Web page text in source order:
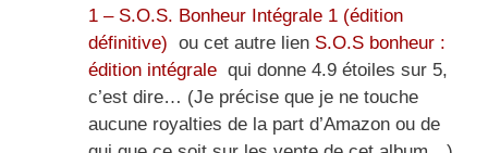
1 – S.O.S. Bonheur Intégrale 1 (édition
définitive) ou cet autre lien S.O.S bonheur :
édition intégrale qui donne 4.9 étoiles sur 5,
c’est dire… (Je précise que je ne touche
aucune royalties de la part d’Amazon ou de